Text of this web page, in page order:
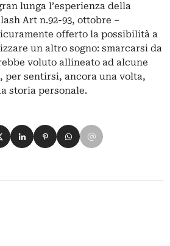
lunga l’esperienza della
Art n.92-93, ottobre –
offerto la possibilità a
un altro sogno: smarcarsi da
voluto allineato ad alcune
per sentirsi, ancora una volta,
storia personale.
su Facebook
su X
Condividi su LinkedIn
Condividi su Pinterest
Condividi su WhatsApp
Condividi su Email